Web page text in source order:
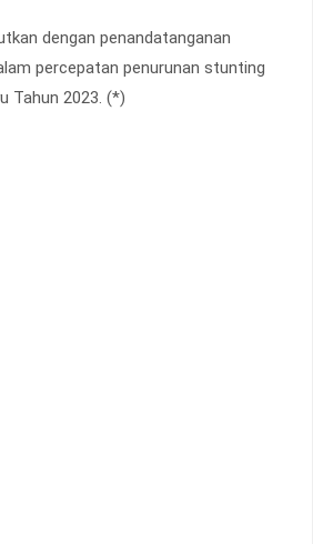
dengan penandatanganan
percepatan penurunan stunting
Tahun 2023. (*)